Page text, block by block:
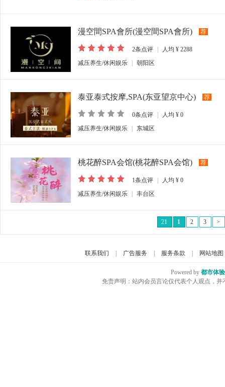
漫空間SPA會所(漫空間SPA會所) 荐
2条点评 人均 ¥ 2288
减压养生/休闲娱乐
朝阳区
泰亚泰式按摩,SPA(东亚望京中心) 荐
0条点评 人均 ¥ 0
减压养生/休闲娱乐
东城区
桃花醉SPA会馆(桃花醉SPA会馆) 荐
1条点评 人均 ¥ 0
减压养生/休闲娱乐
丰台区
21 1 2 3 >
联系我们 广告服务 服务条款 网站地图
Powered by 都市体
免责声明：站内会员言论仅代表个人观点，